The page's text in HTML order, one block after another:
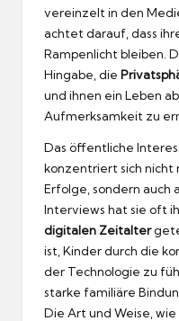
vereinzelt in den
achtet darauf, dass
Rampenlicht bleiben.
Hingabe, die
und ihnen ein Leben
Aufmerksamkeit zu
Das öffentliche
konzentriert sich nicht
Erfolge, sondern auch
Interviews hat sie oft
digitalen Zeitalter
ist, Kinder durch die
der Technologie zu
starke familiäre
Die Art und Weise,